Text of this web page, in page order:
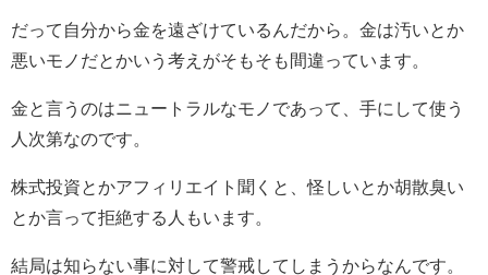
だって自分から金を遠ざけているんだから。金は汚いとか
悪いモノだとかいう考えがそもそも間違っています。
金と言うのはニュートラルなモノであって、手にして使う
人次第なのです。
株式投資とかアフィリエイト聞くと、怪しいとか胡散臭い
とか言って拒絶する人もいます。
結局は知らない事に対して警戒してしまうからなんです。